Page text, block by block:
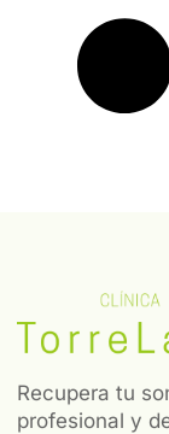
Recupera tu
profesional y